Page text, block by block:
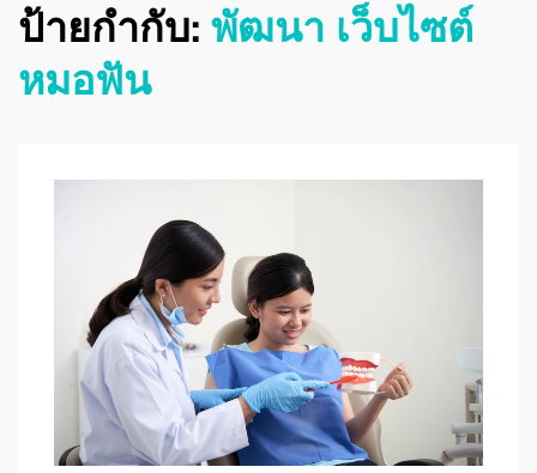
ป้ายกำกับ: พัฒนา เว็บไซต์
หมอฟัน